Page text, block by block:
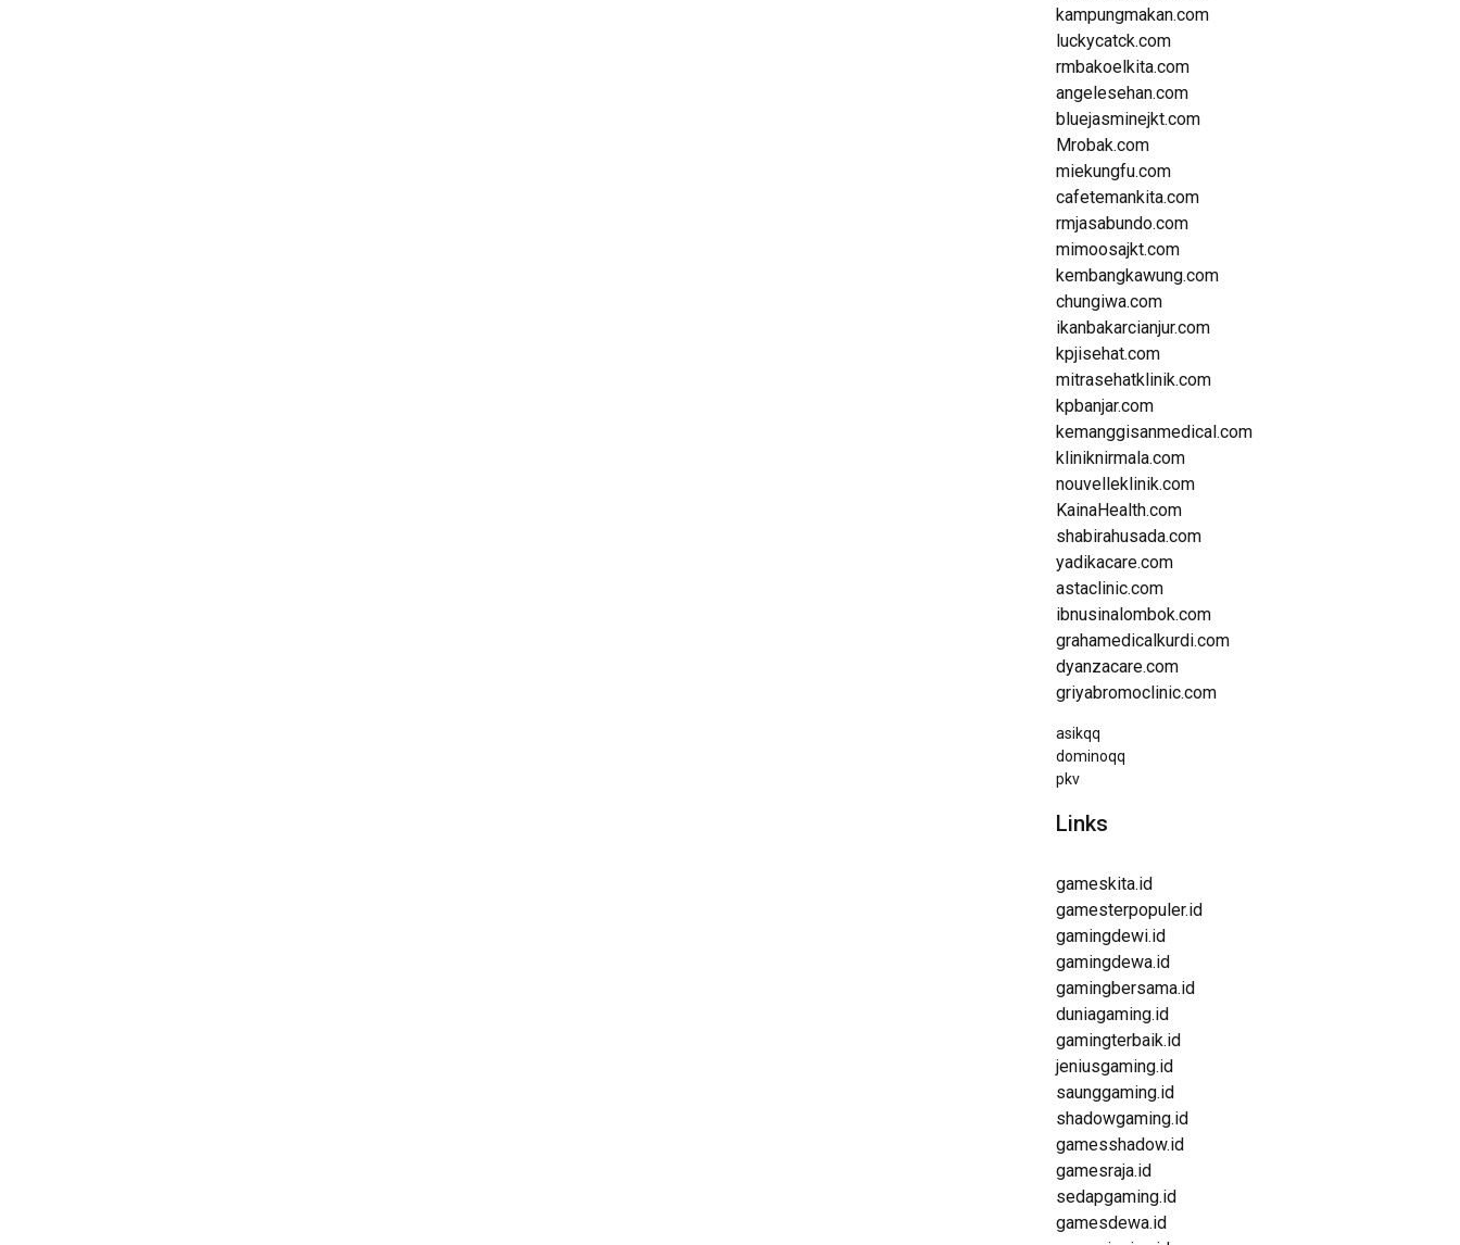
kampungmakan.com
luckycatck.com
rmbakoelkita.com
angelesehan.com
bluejasminejkt.com
Mrobak.com
miekungfu.com
cafetemankita.com
rmjasabundo.com
mimoosajkt.com
kembangkawung.com
chungiwa.com
ikanbakarcianjur.com
kpjisehat.com
mitrasehatklinik.com
kpbanjar.com
kemanggisanmedical.com
kliniknirmala.com
nouvelleklinik.com
KainaHealth.com
shabirahusada.com
yadikacare.com
astaclinic.com
ibnusinalombok.com
grahamedicalkurdi.com
dyanzacare.com
griyabromoclinic.com
asikqq
dominoqq
pkv
Links
gameskita.id
gamesterpopuler.id
gamingdewi.id
gamingdewa.id
gamingbersama.id
duniagaming.id
gamingterbaik.id
jeniusgaming.id
saunggaming.id
shadowgaming.id
gamesshadow.id
gamesraja.id
sedapgaming.id
gamesdewa.id